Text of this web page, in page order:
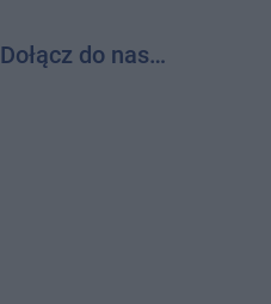
Dołącz do nas…